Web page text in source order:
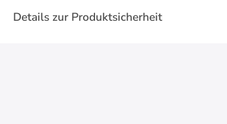
Details zur Produktsicherheit